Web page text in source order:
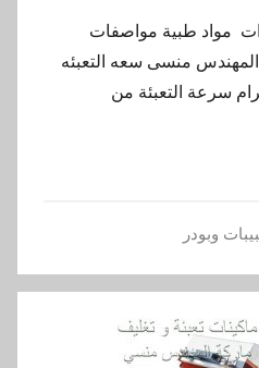
مواد طبية مواصفات
951 ماركة المهندس منسى سعه التعبئه
وبودر